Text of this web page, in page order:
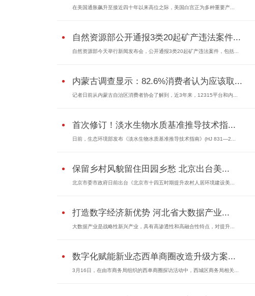
在美国通胀飙升至接近四十年以来高位之际，美国白宫正为多种重要产...
自然资源部公开通报3类20起矿产违法案件...
自然资源部今天举行新闻发布会，公开通报3类20起矿产违法案件，包括...
内蒙古调查显示：82.6%消费者认为应该取...
记者日前从内蒙古自治区消费者协会了解到，近3年来，12315平台和内...
首次修订！淡水生物水质基准推导技术指...
日前，生态环境部发布《淡水生物水质基准推导技术指南》(HJ 831—2...
保留乡村风貌留住田园乡愁 北京出台美...
北京市委市政府日前出台《北京市十四五时期提升农村人居环境建设美...
打造数字经济新优势 河北省大数据产业...
大数据产业是战略性新兴产业，具有高渗透性和高融合性特点，对提升...
数字化赋能新业态西单商圈改造升级方案...
3月16日，在由市商务局组织的西单商圈探访活动中，西城区商务局相关...